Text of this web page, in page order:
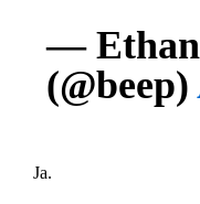
—
(@beep)
Ja.